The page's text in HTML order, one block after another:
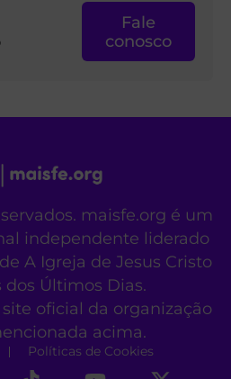
Fale
conosco
maisfe.org é um
independente liderado
A Igreja de Jesus Cristo
dos Últimos Dias.
oficial da organização
acima.
Políticas de Cookies